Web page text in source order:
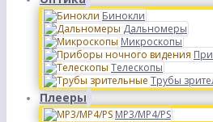
Бинокли
Дальномеры
Микроскопы
Телескопы
Трубы
Плееры
MP3/MP4/PS